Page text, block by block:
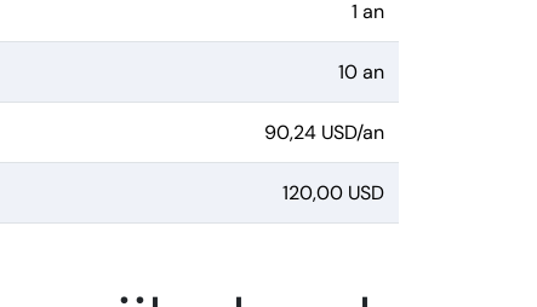
1 an
10 an
90,24 USD/an
120,00 USD